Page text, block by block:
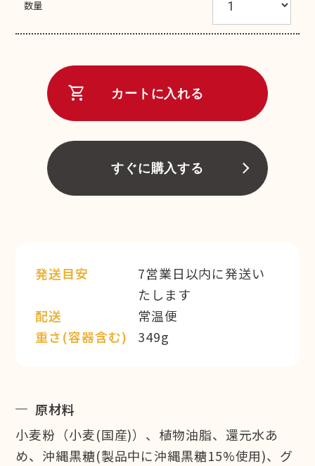
数量
shopping_cart カートに入れる
すぐに購入する
発送目安
7営業日以内に発送い
たします
配送
常温便
重さ(容器含む)
349g
原材料
小麦粉（小麦(国産)）、植物油脂、還元水あ
め、沖縄黒糖(製品中に沖縄黒糖15%使用)、グ